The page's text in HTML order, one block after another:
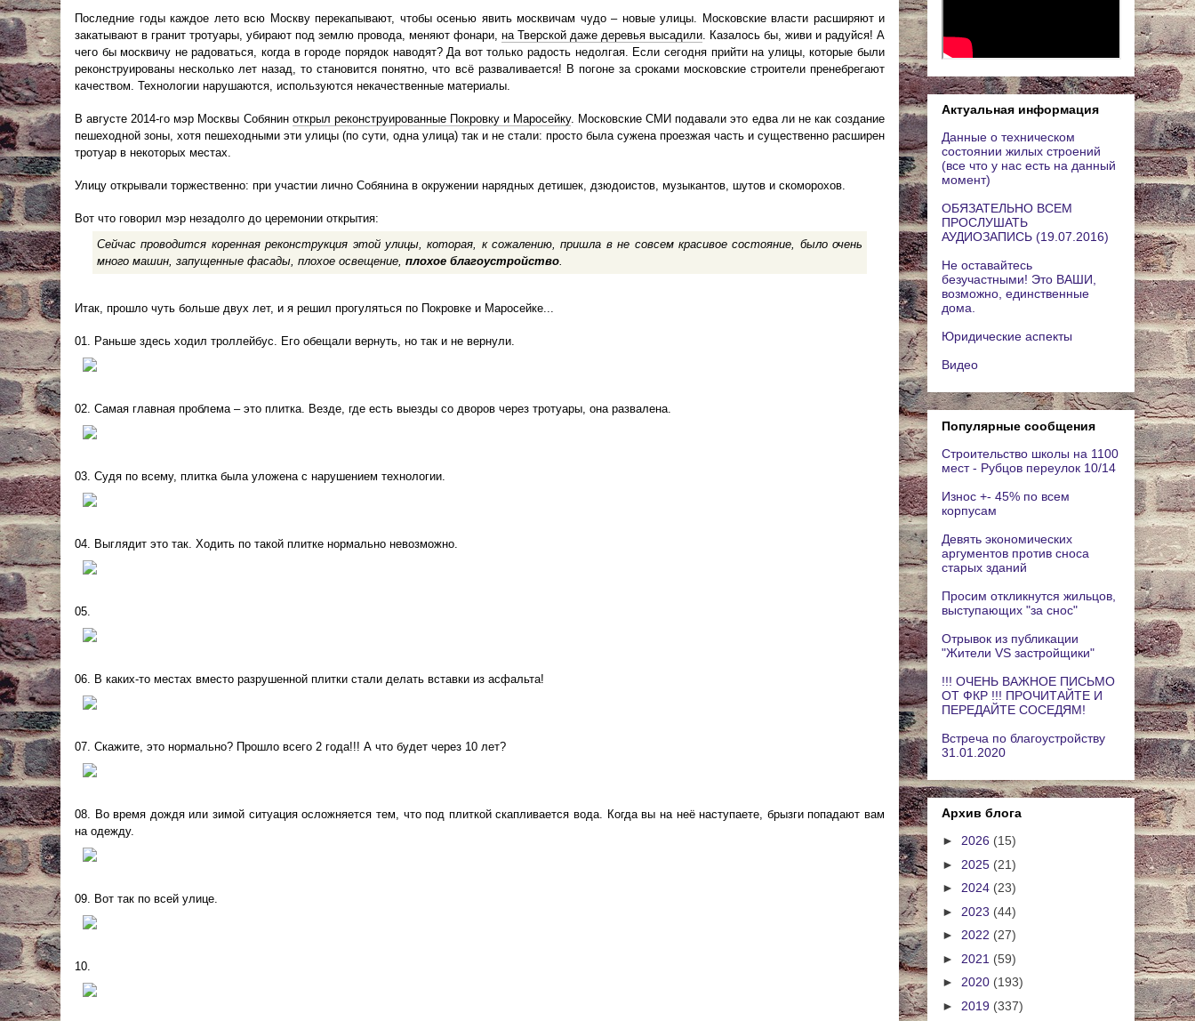
Последние годы каждое лето всю Москву перекапывают, чтобы осенью явить москвичам чудо – новые улицы. Московские власти расширяют и
закатывают в гранит тротуары, убирают под землю провода, меняют фонари, на Тверской даже деревья высадили. Казалось бы, живи и радуйся! А
чего бы москвичу не радоваться, когда в городе порядок наводят? Да вот только радость недолгая. Если сегодня прийти на улицы, которые были
реконструированы несколько лет назад, то становится понятно, что всё разваливается! В погоне за сроками московские строители пренебрегают
качеством. Технологии нарушаются, используются некачественные материалы.
В августе 2014-го мэр Москвы Собянин открыл реконструированные Покровку и Маросейку. Московские СМИ подавали это едва ли не как создание
пешеходной зоны, хотя пешеходными эти улицы (по сути, одна улица) так и не стали: просто была сужена проезжая часть и существенно расширен
тротуар в некоторых местах.
Улицу открывали торжественно: при участии лично Собянина в окружении нарядных детишек, дзюдоистов, музыкантов, шутов и скоморохов.
Вот что говорил мэр незадолго до церемонии открытия:
Сейчас проводится коренная реконструкция этой улицы, которая, к сожалению, пришла в не совсем красивое состояние, было очень
много машин, запущенные фасады, плохое освещение, плохое благоустройство.
Итак, прошло чуть больше двух лет, и я решил прогуляться по Покровке и Маросейке...
01. Раньше здесь ходил троллейбус. Его обещали вернуть, но так и не вернули.
02. Самая главная проблема – это плитка. Везде, где есть выезды со дворов через тротуары, она развалена.
03. Судя по всему, плитка была уложена с нарушением технологии.
04. Выглядит это так. Ходить по такой плитке нормально невозможно.
05.
06. В каких-то местах вместо разрушенной плитки стали делать вставки из асфальта!
07. Скажите, это нормально? Прошло всего 2 года!!! А что будет через 10 лет?
08. Во время дождя или зимой ситуация осложняется тем, что под плиткой скапливается вода. Когда вы на неё наступаете, брызги попадают вам
на одежду.
09. Вот так по всей улице.
10.
Актуальная информация
Данные о техническом
состоянии жилых строений
(все что у нас есть на данный
момент)
ОБЯЗАТЕЛЬНО ВСЕМ
ПРОСЛУШАТЬ
АУДИОЗАПИСЬ (19.07.2016)
Не оставайтесь
безучастными! Это ВАШИ,
возможно, единственные
дома.
Юридические аспекты
Видео
Популярные сообщения
Строительство школы на 1100
мест - Рубцов переулок 10/14
Износ +- 45% по всем
корпусам
Девять экономических
аргументов против сноса
старых зданий
Просим откликнутся жильцов,
выступающих "за снос"
Отрывок из публикации
"Жители VS застройщики"
!!! ОЧЕНЬ ВАЖНОЕ ПИСЬМО
ОТ ФКР !!! ПРОЧИТАЙТЕ И
ПЕРЕДАЙТЕ СОСЕДЯМ!
Встреча по благоустройству
31.01.2020
Архив блога
► 2026 (15)
► 2025 (21)
► 2024 (23)
► 2023 (44)
► 2022 (27)
► 2021 (59)
► 2020 (193)
► 2019 (337)